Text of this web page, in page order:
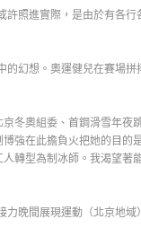
許照進實際，是由於有各
的幻想。奧運健兒在賽場
冬奧組委、首鋼滑雪年
強在此擔負火把她的目
轉型為制冰師。我渴望
晚間展現運動（北京地域